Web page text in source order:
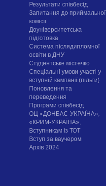
Результати співбесід
Запитання до приймальної
комісії
Доуніверситетська
підготовка
Система післядипломної
освіти в ДНУ
Cтудентське містечко
Спеціальні умови участі у
вступній кампанії (пільги)
Поновлення та
переведення
Програми співбесід
ОЦ «ДОНБАС-УКРАЇНА»,
«КРИМ-УКРАЇНА»,
Вступникам із ТОТ
Вступ за ваучером
Архів 2024